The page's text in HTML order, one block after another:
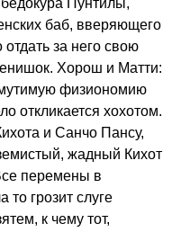
Пунтилы,
баб, вверяющего
за него свою
Хорош и Матти:
физиономию
откликается хохотом.
и Санчо Пансу,
жадный Кихот
перемены в
то грозит слуге
к чему тот,